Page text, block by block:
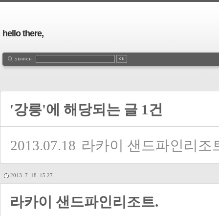
hello there,
'강릉'에 해당되는 글 1건
2013.07.18 라카이 샌드파인리조
2013. 7. 18. 15:27
라카이 샌드파인리조트.